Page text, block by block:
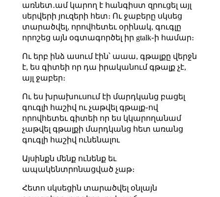
առնետ․ամ կարող է հանգիստ զրուցել այլ
սերվերի յուզերի հետ։ Ու ջաբերը սկսեց
տարածվել, որովհետեւ օրինակ, գուգլը
որոշեց այն օգտագործել իր gtalk֊ի համար։
Ու երբ ինձ ասում էին՝ աաա, գթալքը վերջն
է, ես գիտեի որ դա իրականում գթալք չէ,
այլ ջաբեր։
Ու ես խրախուսում էի մարդկանց բացել
գուգլի հաշիվ ու չաթվել գթալք֊ով
որովհետեւ գիտեի որ ես կկարողանամ
չաթվել գթալքի մարդկանց հետ առանց
գուգլի հաշիվ ունենալու
Այսինքն մենք ունենք եւ
ապակենտրոնացված չաթ։
Հետո սկսեցին տարածվել օնլայն